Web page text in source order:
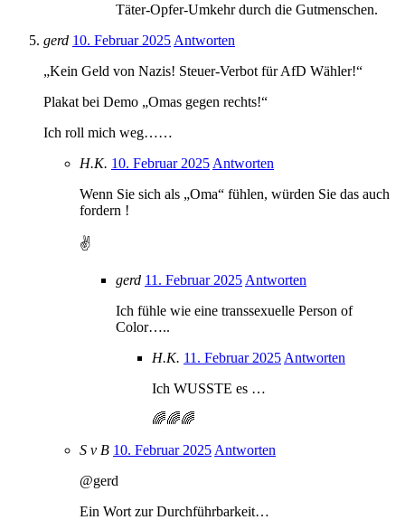
Täter-Opfer-Umkehr durch die Gutmenschen.
gerd 10. Februar 2025 Antworten
„Kein Geld von Nazis! Steuer-Verbot für AfD Wähler!“
Plakat bei Demo „Omas gegen rechts!“
Ich roll mich weg……
H.K. 10. Februar 2025 Antworten
Wenn Sie sich als „Oma“ fühlen, würden Sie das auch
fordern !
✌️
gerd 11. Februar 2025 Antworten
Ich fühle wie eine transsexuelle Person of
Color…..
H.K. 11. Februar 2025 Antworten
Ich WUSSTE es …
🌈🌈🌈
S v B 10. Februar 2025 Antworten
@gerd
Ein Wort zur Durchführbarkeit…